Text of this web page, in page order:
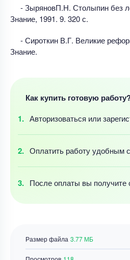
- ЗыряновП.Н. Столыпин без
Знание, 1991. 9. 320 с.
- Сироткин В.Г. Великие
Знание.
Как купить готовую
Авторизоваться или
Оплатить работуудобным
После оплаты вы получите
Размер файла 3.77 МБ